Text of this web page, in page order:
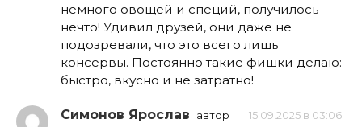
немного овощей и специй, получилось
нечто! Удивил друзей, они даже не
подозревали, что это всего лишь
консервы. Постоянно такие фишки делаю:
быстро, вкусно и не затратно!
Симонов Ярослав автор 15.09.2025 в 03:06